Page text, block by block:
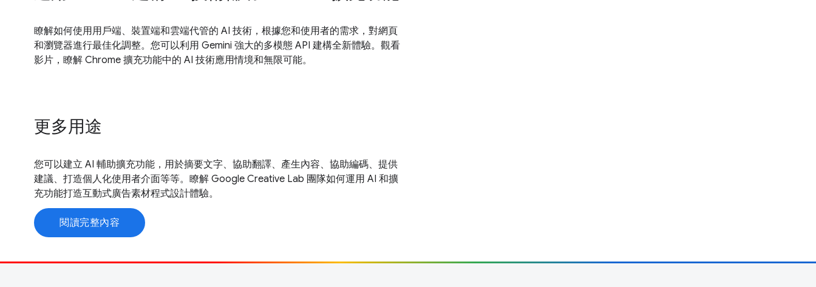
瞭解如何使用用戶端、裝置端和雲端代管的 AI 技術，根據您和使用者的需求，對網頁
和瀏覽器進行最佳化調整。您可以利用 Gemini 強大的多模態 API 建構全新體驗。觀看
影片，瞭解 Chrome 擴充功能中的 AI 技術應用情境和無限可能。
更多用途
您可以建立 AI 輔助擴充功能，用於摘要文字、協助翻譯、產生內容、協助編碼、提供
建議、打造個人化使用者介面等等。瞭解 Google Creative Lab 團隊如何運用 AI 和擴
充功能打造互動式廣告素材程式設計體驗。
閱讀完整內容